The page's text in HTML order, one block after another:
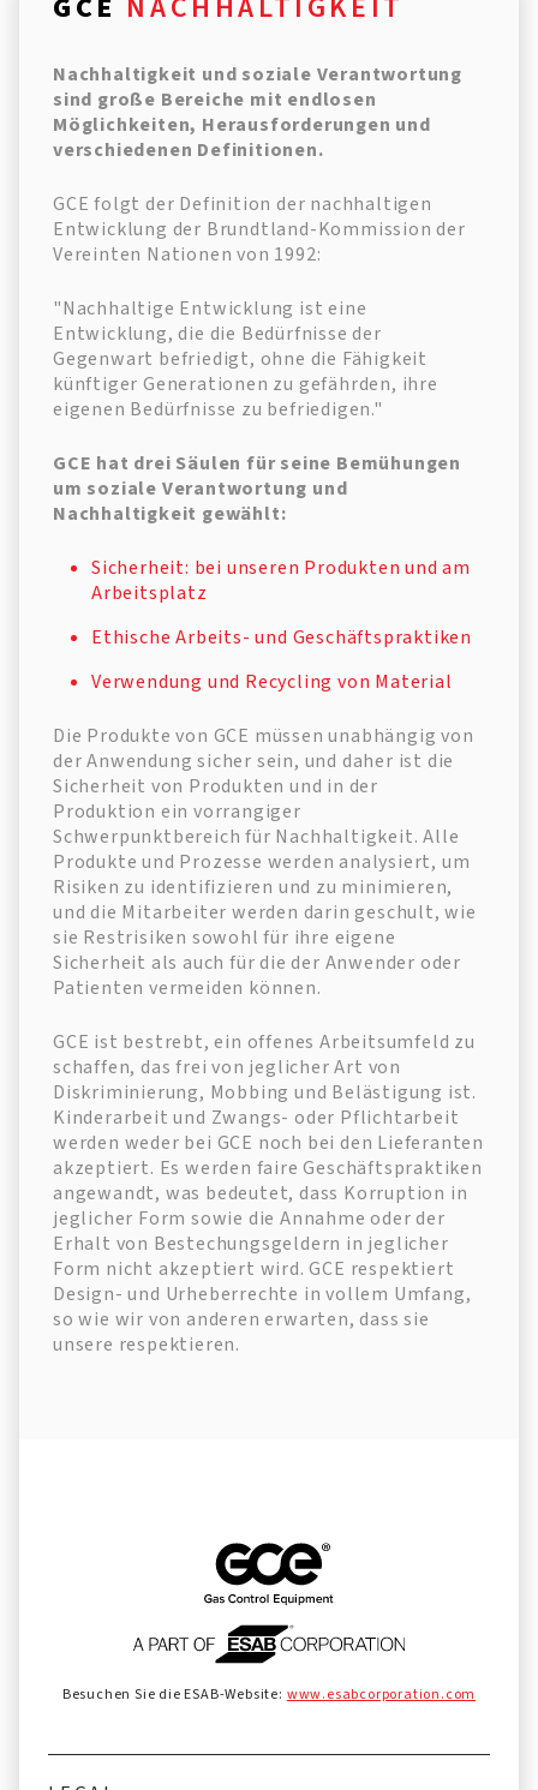
Nachhaltigkeit und soziale Verantwortung
sind große Bereiche mit endlosen
Möglichkeiten, Herausforderungen und
verschiedenen Definitionen.
GCE folgt der Definition der nachhaltigen
Entwicklung der Brundtland-Kommission der
Vereinten Nationen von 1992:
"Nachhaltige Entwicklung ist eine
Entwicklung, die die Bedürfnisse der
Gegenwart befriedigt, ohne die Fähigkeit
künftiger Generationen zu gefährden, ihre
eigenen Bedürfnisse zu befriedigen."
GCE hat drei Säulen für seine Bemühungen
um soziale Verantwortung und
Nachhaltigkeit gewählt:
Sicherheit: bei unseren Produkten und am
Arbeitsplatz
Ethische Arbeits- und Geschäftspraktiken
Verwendung und Recycling von Material
Die Produkte von GCE müssen unabhängig von
der Anwendung sicher sein, und daher ist die
Sicherheit von Produkten und in der
Produktion ein vorrangiger
Schwerpunktbereich für Nachhaltigkeit. Alle
Produkte und Prozesse werden analysiert, um
Risiken zu identifizieren und zu minimieren,
und die Mitarbeiter werden darin geschult, wie
sie Restrisiken sowohl für ihre eigene
Sicherheit als auch für die der Anwender oder
Patienten vermeiden können.
GCE ist bestrebt, ein offenes Arbeitsumfeld zu
schaffen, das frei von jeglicher Art von
Diskriminierung, Mobbing und Belästigung ist.
Kinderarbeit und Zwangs- oder Pflichtarbeit
werden weder bei GCE noch bei den Lieferanten
akzeptiert. Es werden faire Geschäftspraktiken
angewandt, was bedeutet, dass Korruption in
jeglicher Form sowie die Annahme oder der
Erhalt von Bestechungsgeldern in jeglicher
Form nicht akzeptiert wird. GCE respektiert
Design- und Urheberrechte in vollem Umfang,
so wie wir von anderen erwarten, dass sie
unsere respektieren.
Besuchen Sie die ESAB-Website: www.esabcorporation.com